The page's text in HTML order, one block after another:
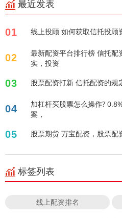
最近发表
01 线上投顾 如何获取信托投顾
02
最新配资平台排行榜 信托配
实，投资
03 股票配资打新 信托配资的规
04
加杠杆买股票怎么操作?
案，
05 股票期货 万宝配资，股票配
标签列表
线上配资排名